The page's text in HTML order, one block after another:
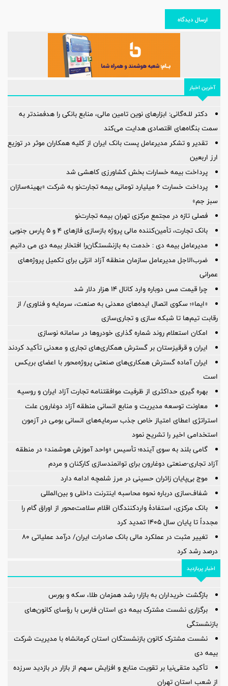
ارسال دیدگاه
آخرین اخبار
دکتر للـه‌گانی: ابزارهای نوین تامین مالی، منابع بانکی را هدفمندتر به
سمت بنگاه‌های اقتصادی هدایت می‌کند
تقدیر و تشکر مدیرعامل پست بانک ایران از کلیه همکاران موثر در توزیع
ارز اربعین
پرداخت بیمه خسارات بخش کشاورزی کاهشی شد
پرداخت خسارت ۶ میلیارد تومانی بیمه تجارت‌نو به شرکت «بهینه‌سازان
سبز جم»
فصلی تازه در مجتمع مرکزی تهران بیمه تجارت‌نو
بانک تجارت، تأمین‌کننده مالی پروژه بازسازی فازهای ۴ و ۵ پارس جنوبی
مدیرعامل بیمه دی : خدمت به بازنشستگان‌را افتخار بیمه دی می دانیم
ضرب‌الاجل مدیرعامل سازمان منطقه آزاد انزلی برای تكمیل پروژه‌های
عمرانی
چرا قیمت مس دوباره وارد کانال ۱۴ هزار دلار شد
«ایما»؛ سکوی اتصال ایده‌های معدنی به صنعت، سرمایه و فناوری/ از
رقابت تیم‌ها تا شبکه سازی و تجاری‌سازی
امکان استعلام روند شماره گذاری خودروها در سامانه نوسازی
ایران و قرقیزستان بر گسترش همکاری‌های تجاری و معدنی تأکید کردند
ایران آماده گسترش همکاری‌های صنعتی پروژه‌محور با اعضای بریکس
است
بهره گیری حداکثری از ظرفیت موافقتنامه تجارت آزاد ایران و روسیه
معاونت توسعه مدیریت و منابع انسانی منطقه آزاد دوغارون علت
استراتژی اعطای امتیاز خاص جذب سرمایه‌های انسانی بومی در آزمون
استخدامی اخیر را تشریح نمود
گامی بلند به سوی آینده؛ تأسیس «واحد آموزش هوشمند» در منطقه
آزاد تجاری-صنعتی دوغارون برای توانمندسازی کارکنان و مردم
موج بی‌پایان زائران حسینی در مرز شلمچه ادامه دارد
شفاف‌سازی درباره نحوه محاسبه اینترنت داخلی و بین‌المللی
بانک مرکزی، استفادۀ واردکنندگان اقلام سلامت‌محور از اوراق گام را
مجدداً تا پایان سال ۱۴۰۵ تمدید کرد
تغییر مثبت در عملکرد مالی بانک صادرات ایران/ درآمد عملیاتی 80
درصد رشد کرد
اخبار پربازدید
بازگشت خریداران به بازار؛ رشد همزمان طلا، سکه و بورس
برگزاری نشست مشترک بیمه دی استان فارس با رؤسای کانون‌های
بازنشستگی
نشست مشترک کانون بازنشستگان استان کرمانشاه با مدیریت شرکت
بیمه دی
تأکید متقی‌نیا بر تقویت منابع و افزایش سهم از بازار در بازدید سرزده
از شعب استان تهران